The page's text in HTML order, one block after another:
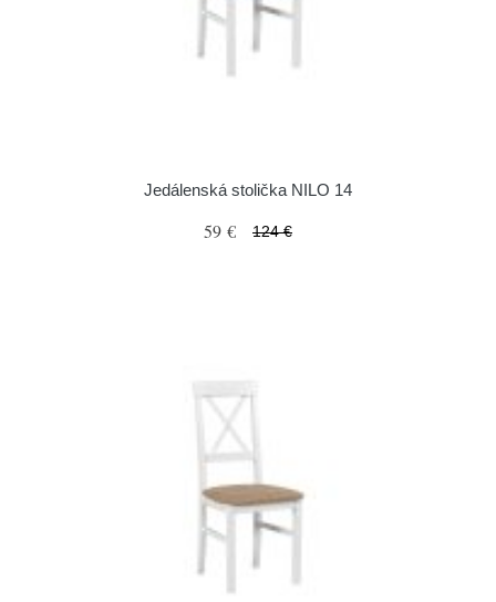
Jedálenská stolička NILO 14
59 € 124 €